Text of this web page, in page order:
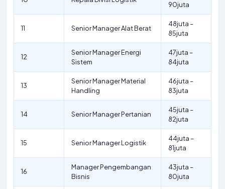
90juta
11 Senior Manager Alat Berat
48juta –
85juta
12
Senior Manager Energi
Sistem
47juta –
84juta
13
Senior Manager Material
Handling
46juta –
83juta
14 Senior Manager Pertanian
45juta –
82juta
15 Senior Manager Logistik
44juta –
81juta
16
Manager Pengembangan
Bisnis
43juta –
80juta